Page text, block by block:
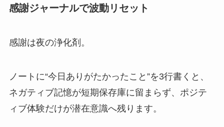
感謝ジャーナルで波動リセット
感謝は夜の浄化剤。
ノートに“今日ありがたかったこと”を3行書くと、
ネガティブ記憶が短期保存庫に留まらず、ポジテ
ィブ体験だけが潜在意識へ残ります。